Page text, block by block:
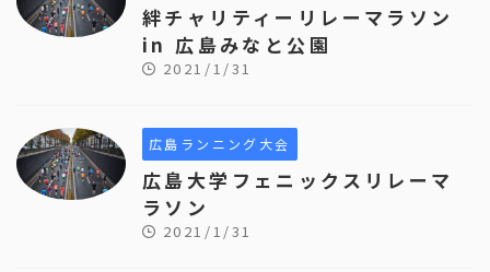
絆チャリティーリレーマラソン
in 広島みなと公園
2021/1/31
広島ランニング大会
広島大学フェニックスリレーマ
ラソン
2021/1/31